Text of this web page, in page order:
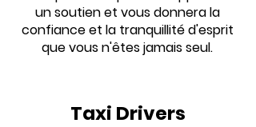
un soutien et vous donnera la
confiance et la tranquillité d'esprit
que vous n'êtes jamais seul.
Taxi Drivers